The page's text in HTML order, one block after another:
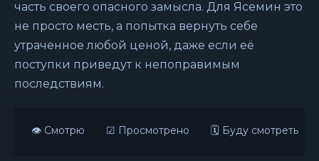
часть своего опасного замысла. Для Ясемин это
не просто месть, а попытка вернуть себе
утраченное любой ценой, даже если её
поступки приведут к непоправимым
последствиям.
👁 Смотрю ☑ Просмотрено 🗓 Буду смотреть